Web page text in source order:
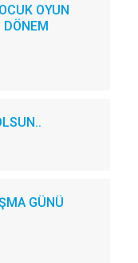
OYUN
DÖNEM
GÜNÜ